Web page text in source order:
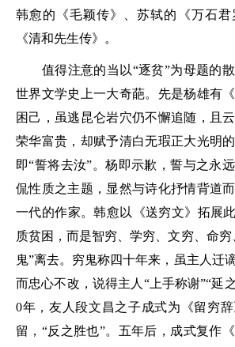
韩愈的《毛颖传》、苏轼的《万石
《清和先生传》。
值得注意的当以“逐贫”为母题的散
世界文学史上一大奇葩。先是杨雄有
困己，虽逃昆仑岩穴仍不懈追随，且
荣华富贵，却赋予清白无瑕正大光明
即“誓将去汝”。杨即示歉，誓与之永
侃性质之主题，显然与诗化抒情背道
一代的作家。韩愈以《送穷文》拓展
质贫困，而是智穷、学穷、文穷、命
鬼”离去。穷鬼称四十年来，虽主人迁
而忠心不改，说得主人“上手称谢”“延
0年，友人段文昌之子成式为《留穷
留，“反之胜也”。五年后，成式复作